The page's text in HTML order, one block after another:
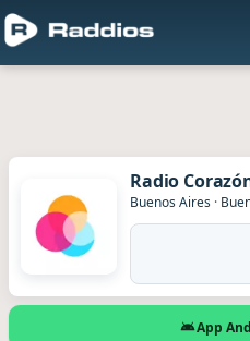
Radio
Buenos Aires ·
App